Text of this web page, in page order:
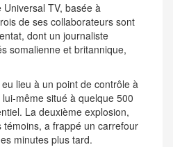
TV, basée à
de ses collaborateurs sont
dont un journaliste
somalienne et britannique,
lieu à un point de contrôle à
même situé à quelque 500
La deuxième explosion,
a frappé un carrefour
minutes plus tard.